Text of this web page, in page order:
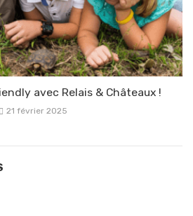
avec Relais & Châteaux !
21 février 2025